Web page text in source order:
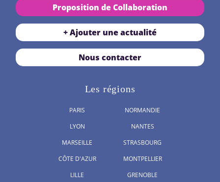
Proposition de Collaboration
+ Ajouter une actualité
Nous contacter
Les régions
PARIS
LYON
MARSEILLE
CÔTE D'AZUR
LILLE
NORMANDIE
NANTES
STRASBOURG
MONTPELLIER
GRENOBLE